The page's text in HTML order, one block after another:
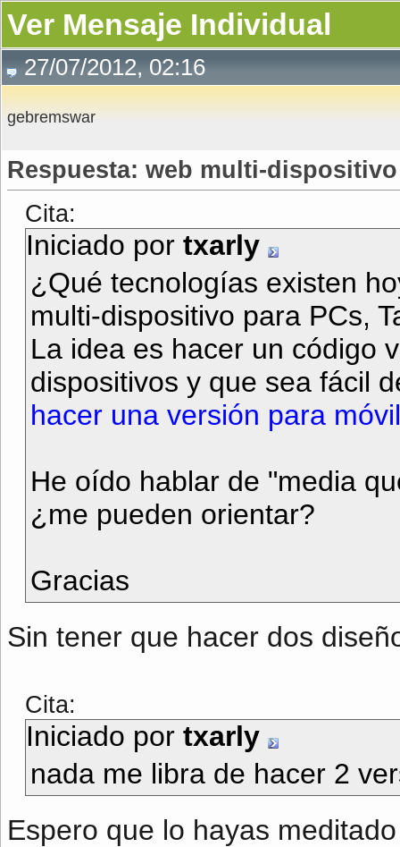
Ver Mensaje Individual
27/07/2012, 02:16
gebremswar
Respuesta: web multi-dispositivo
Cita:
Iniciado por txarly
¿Qué tecnologías existen
multi-dispositivo para PCs,
La idea es hacer un código
dispositivos y que sea fácil
hacer una versión para
He oído hablar de "media
¿me pueden orientar?
Gracias
Sin tener que hacer dos
Cita:
Iniciado por txarly
nada me libra de hacer 2
Espero que lo hayas